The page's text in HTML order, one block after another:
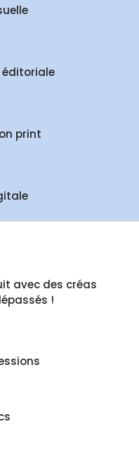
print
avec des créas
!